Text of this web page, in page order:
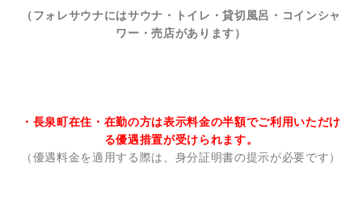
（フォレサウナにはサウナ・トイレ・貸切風呂・コインシャ
ワー・売店があります）
・長泉町在住・在勤の方は表示料金の半額でご利用いただけ
る優遇措置が受けられます。
（優遇料金を適用する際は、身分証明書の提示が必要です）